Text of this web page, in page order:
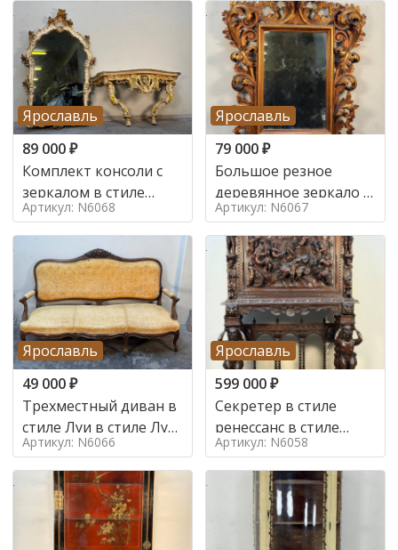
Ярославль
89 000₽
Комплект консоли с
зеркалом в стиле
ренессанс,
Артикул: N6068
Ярославль
79 000₽
Большое резное
деревянное зеркало с
золочением в стиле
Артикул: N6067
Ярославль
49 000₽
Трехместный диван в
стиле Луи в стиле Луи
16,
Артикул: N6066
Ярославль
599 000₽
Секретер в стиле
ренессанс в стиле
ренессанс, 19 век
Артикул: N6058